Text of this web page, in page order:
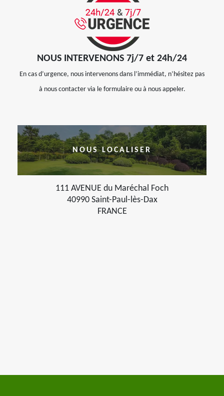
NOUS INTERVENONS 7j/7 et 24h/24
En cas d’urgence, nous intervenons dans l’immédiat, n’hésitez pas
à nous contacter via le formulaire ou à nous appeler.
NOUS LOCALISER
111 AVENUE du Maréchal Foch
40990 Saint-Paul-lès-Dax
FRANCE